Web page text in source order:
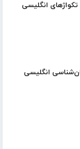
انگلیسی
انگلیسی